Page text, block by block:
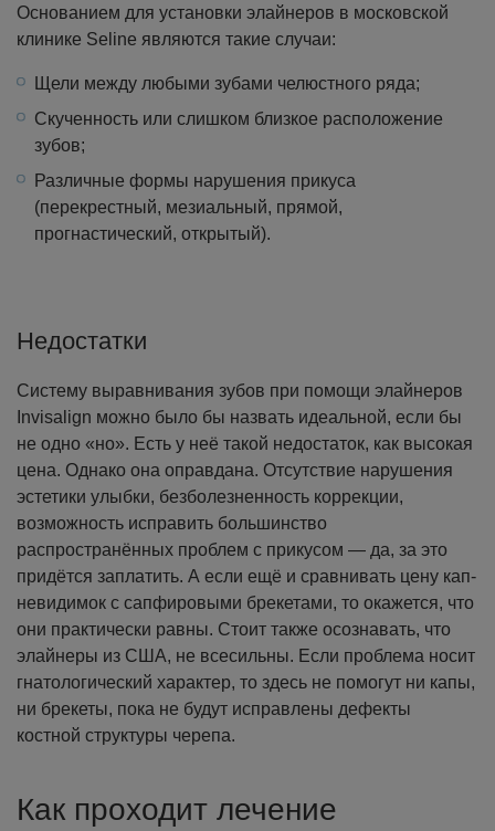
Основанием для установки элайнеров в московской
клинике Seline являются такие случаи:
Щели между любыми зубами челюстного ряда;
Скученность или слишком близкое расположение
зубов;
Различные формы нарушения прикуса
(перекрестный, мезиальный, прямой,
прогнастический, открытый).
Недостатки
Систему выравнивания зубов при помощи элайнеров
Invisalign можно было бы назвать идеальной, если бы
не одно «но». Есть у неё такой недостаток, как высокая
цена. Однако она оправдана. Отсутствие нарушения
эстетики улыбки, безболезненность коррекции,
возможность исправить большинство
распространённых проблем с прикусом — да, за это
придётся заплатить. А если ещё и сравнивать цену кап-
невидимок с сапфировыми брекетами, то окажется, что
они практически равны. Стоит также осознавать, что
элайнеры из США, не всесильны. Если проблема носит
гнатологический характер, то здесь не помогут ни капы,
ни брекеты, пока не будут исправлены дефекты
костной структуры черепа.
Как проходит лечение